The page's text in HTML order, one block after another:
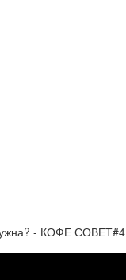
- КОФЕ СОВЕТ#4